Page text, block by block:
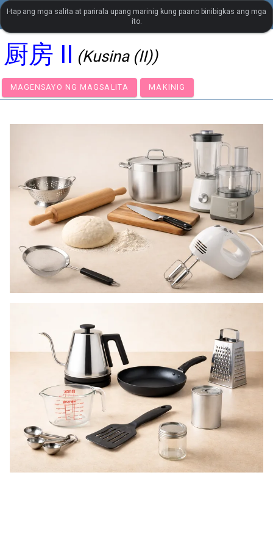
LanguageGuide.org•Visual Vocabulary ng Tsino settings
厨房 II (Kusina (II))
MAGENSAYO NG MAGSALITA MAKINIG
I-tap ang mga salita at parirala upang marinig kung paano binibigkas ang mga
ito.